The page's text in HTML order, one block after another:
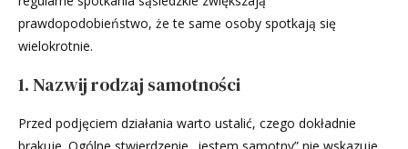
prawdopodobieństwo, że te same osoby spotkają się
wielokrotnie.
1. Nazwij rodzaj samotności
Przed podjęciem działania warto ustalić, czego dokładnie